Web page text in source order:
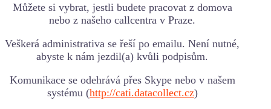
Můžete si vybrat, jestli budete pracovat z domova
nebo z našeho callcentra v Praze.
Veškerá administrativa se řeší po emailu. Není nutné,
abyste k nám jezdil(a) kvůli podpisům.
Komunikace se odehrává přes Skype nebo v našem
systému (http://cati.datacollect.cz)